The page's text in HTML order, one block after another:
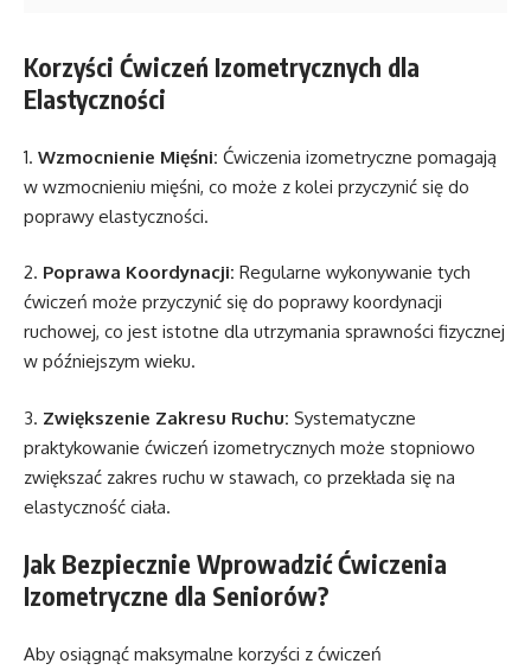
Korzyści Ćwiczeń Izometrycznych dla
Elastyczności
1. Wzmocnienie Mięśni: Ćwiczenia izometryczne pomagają
w wzmocnieniu mięśni, co może z kolei przyczynić się do
poprawy elastyczności.
2. Poprawa Koordynacji: Regularne wykonywanie tych
ćwiczeń może przyczynić się do poprawy koordynacji
ruchowej, co jest istotne dla utrzymania sprawności fizycznej
w późniejszym wieku.
3. Zwiększenie Zakresu Ruchu: Systematyczne
praktykowanie ćwiczeń izometrycznych może stopniowo
zwiększać zakres ruchu w stawach, co przekłada się na
elastyczność ciała.
Jak Bezpiecznie Wprowadzić Ćwiczenia
Izometryczne dla Seniorów?
Aby osiągnąć maksymalne korzyści z ćwiczeń